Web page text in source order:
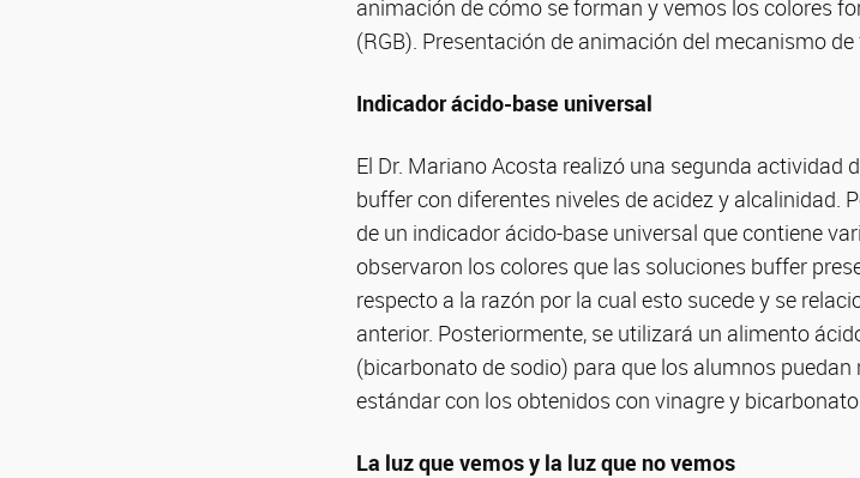
animación de cómo se forman y vemos los colores
(RGB). Presentación de animación del mecanismo de
Indicador ácido-base universal
El Dr. Mariano Acosta realizó una segunda actividad
buffer con diferentes niveles de acidez y alcalinidad.
de un indicador ácido-base universal que contiene
observaron los colores que las soluciones buffer
respecto a la razón por la cual esto sucede y se
anterior. Posteriormente, se utilizará un alimento
(bicarbonato de sodio) para que los alumnos
estándar con los obtenidos con vinagre y
La luz que vemos y la luz que no vemos